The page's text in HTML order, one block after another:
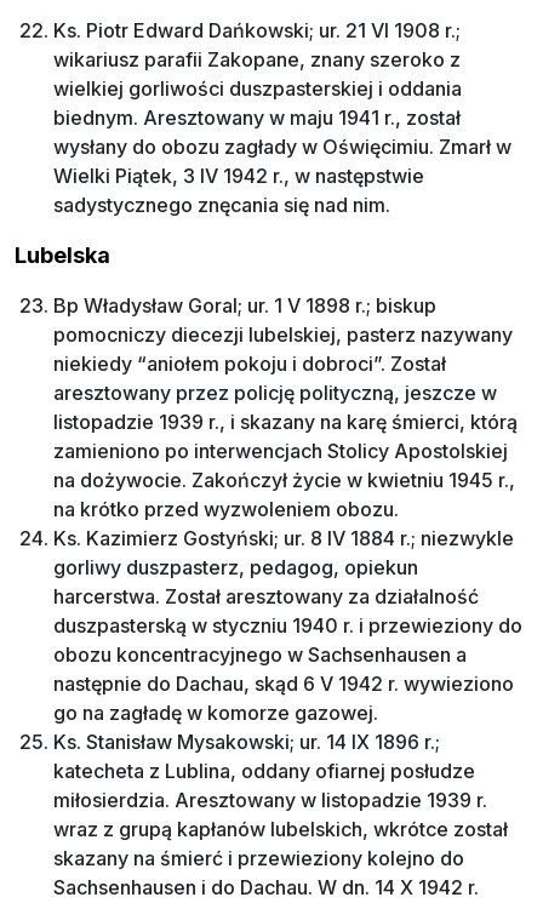
Ks. Piotr Edward Dańkowski; ur. 21 VI 1908 r.;
wikariusz parafii Zakopane, znany szeroko z
wielkiej gorliwości duszpasterskiej i oddania
biednym. Aresztowany w maju 1941 r., został
wysłany do obozu zagłady w Oświęcimiu. Zmarł w
Wielki Piątek, 3 IV 1942 r., w następstwie
sadystycznego znęcania się nad nim.
Lubelska
Bp Władysław Goral; ur. 1 V 1898 r.; biskup
pomocniczy diecezji lubelskiej, pasterz nazywany
niekiedy “aniołem pokoju i dobroci”. Został
aresztowany przez policję polityczną, jeszcze w
listopadzie 1939 r., i skazany na karę śmierci, którą
zamieniono po interwencjach Stolicy Apostolskiej
na dożywocie. Zakończył życie w kwietniu 1945 r.,
na krótko przed wyzwoleniem obozu.
Ks. Kazimierz Gostyński; ur. 8 IV 1884 r.; niezwykle
gorliwy duszpasterz, pedagog, opiekun
harcerstwa. Został aresztowany za działalność
duszpasterską w styczniu 1940 r. i przewieziony do
obozu koncentracyjnego w Sachsenhausen a
następnie do Dachau, skąd 6 V 1942 r. wywieziono
go na zagładę w komorze gazowej.
Ks. Stanisław Mysakowski; ur. 14 IX 1896 r.;
katecheta z Lublina, oddany ofiarnej posłudze
miłosierdzia. Aresztowany w listopadzie 1939 r.
wraz z grupą kapłanów lubelskich, wkrótce został
skazany na śmierć i przewieziony kolejno do
Sachsenhausen i do Dachau. W dn. 14 X 1942 r.